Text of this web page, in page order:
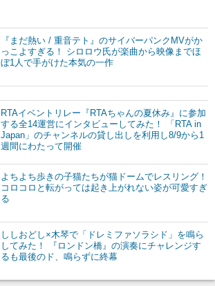
『まだ熱い / 重音テト』のサイバーパンクMVがか
っこよすぎる！ シロロウ氏が楽曲から映像までほ
ぼ1人で手がけた本気の一作
RTAイベントリレー『RTAちゃんの夏休み』に参加
する全14運営にインタビューしてみた！ 「RTA in
Japan」のチャンネルの貸し出しを利用し8/9から1
週間にわたって開催
よちよち歩きの子猫たちが猫ドームでレスリング！
コロコロと転がっては起き上がれない姿が可愛すぎ
る
ししおどし×木琴で「ドレミファソラシド」を鳴ら
してみた！ 『ロンドン橋』の演奏にチャレンジす
るも最後のド、鳴らずに終幕